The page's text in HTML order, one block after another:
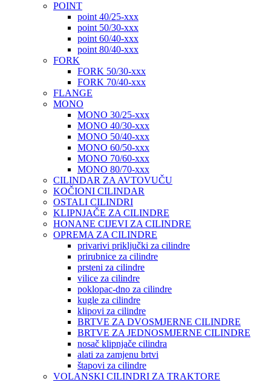
POINT
point 40/25-xxx
point 50/30-xxx
point 60/40-xxx
point 80/40-xxx
FORK
FORK 50/30-xxx
FORK 70/40-xxx
FLANGE
MONO
MONO 30/25-xxx
MONO 40/30-xxx
MONO 50/40-xxx
MONO 60/50-xxx
MONO 70/60-xxx
MONO 80/70-xxx
CILINDAR ZA AVTOVUČU
KOČIONI CILINDAR
OSTALI CILINDRI
KLIPNJAČE ZA CILINDRE
HONANE CIJEVI ZA CILINDRE
OPREMA ZA CILINDRE
privarivi priključki za cilindre
prirubnice za cilindre
prsteni za cilindre
vilice za cilindre
poklopac-dno za cilindre
kugle za cilindre
klipovi za cilindre
BRTVE ZA DVOSMJERNE CILINDRE
BRTVE ZA JEDNOSMJERNE CILINDRE
nosač klipnjače cilindra
alati za zamjenu brtvi
štapovi za cilindre
VOLANSKI CILINDRI ZA TRAKTORE